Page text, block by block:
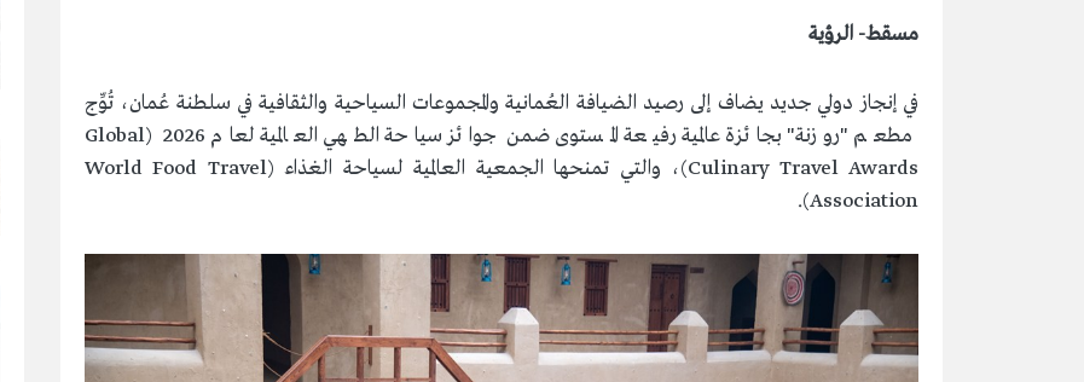
مسقط- الرؤية
في إنجاز دولي جديد يضاف إلى رصيد الضيافة العُمانية والمجموعات السياحية والثقافية في سلطنة عُمان، تُوِّج
مطعم "روزنة" بجائزة عالمية رفيعة المستوى ضمن جوائز سياحة الطهي العالمية لعام 2026 (Global
Culinary Travel Awards)، والتي تمنحها الجمعية العالمية لسياحة الغذاء (World Food Travel
Association).